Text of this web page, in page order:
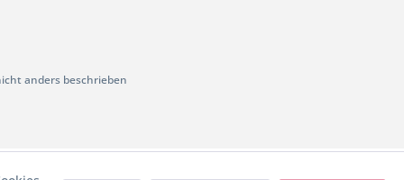
anders beschrieben